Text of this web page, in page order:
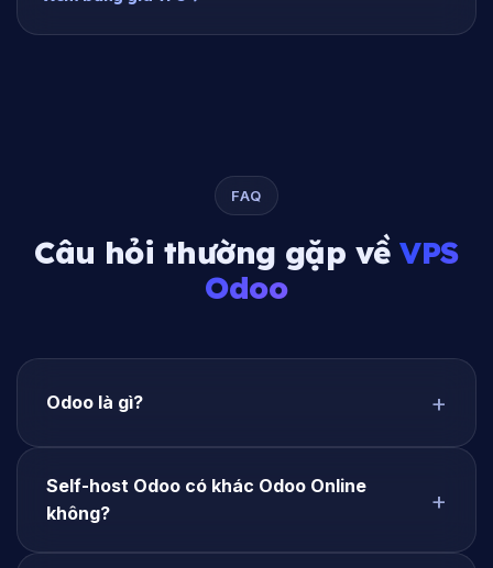
FAQ
Câu hỏi thường gặp về VPS
Odoo
Odoo là gì?
Self-host Odoo có khác Odoo Online
không?